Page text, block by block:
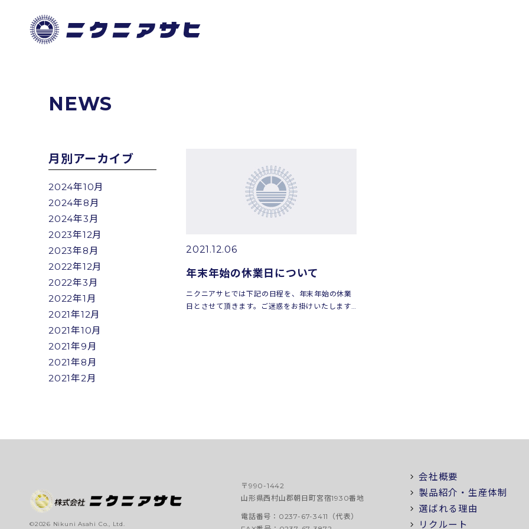
NEWS
2021.12.06
年末年始の休業日について
ニクニアサヒでは下記の日程を、年末年始の休業
日とさせて頂きます。ご迷惑をお掛けいたします
月別アーカイブ
2024年10月
2024年8月
2024年3月
2023年12月
2023年8月
2022年12月
2022年3月
2022年1月
2021年12月
2021年10月
2021年9月
2021年8月
2021年2月
©2026 Nikuni Asahi Co., Ltd.
〒990-1442
山形県西村山郡朝日町宮宿1930番地
電話番号：0237-67-3411（代表）
会社概要
製品紹介・生産体制
選ばれる理由
リクルート